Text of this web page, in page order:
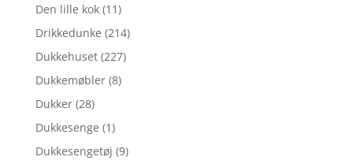
Den lille kok (11)
Drikkedunke (214)
Dukkehuset (227)
Dukkemøbler (8)
Dukker (28)
Dukkesenge (1)
Dukkesengetøj (9)